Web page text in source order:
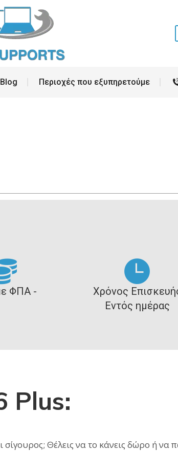
Blog Περιοχές που εξυπηρετούμε
ΦΠΑ -
Χρόνος
Εντός ημέρας
Plus:
Θέλεις να το κάνεις δώρο ή να
Γιατί Εμάς Περιοχές